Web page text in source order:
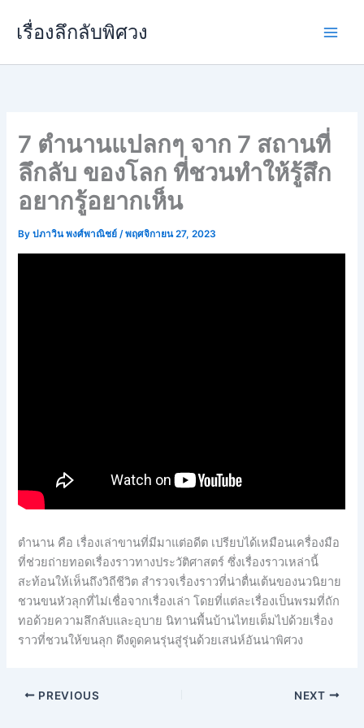
เรื่องลึกลับพิศวง
7 ตำนานแปลกๆ จาก 7 สถานที่
ลึกลับ ของโลก ที่ชวนทำให้รู้สึก
อยากรู้อยากเห็น
Byปภาวิน พงศ์พาณิชย์/พฤศจิกายน 27, 2023
ตำนาน คือ เรื่องเล่าขานที่มีมาแต่อดีต เปรียบได้เหมือนเครื่องมือ
ที่ช่วยถ่ายทอดเรื่องราวทางประวัติศาสตร์ ซึ่งเรื่องราวเหล่านี้
สะท้อนให้เห็นถึงวิถีชีวิต สำรวจเรื่องราวที่น่าตื่นเต้นของนวนิยาย
ชวนขนหัวลุกที่ไม่เชื่อจากเรื่องเล่า โดยที่แต่ละเรื่องเป็นพรมที่ถัก
ทอด้วยความลึกลับและอุบาย นิทานพื้นบ้านไทยเต็มไปด้วยเรื่อง
ราวที่ชวนให้ขนลุก ดึงดูดคนรุ่นสู่รุ่นด้วยเสน่ห์อันน่าพิศวง
PREVIOUS NEXT